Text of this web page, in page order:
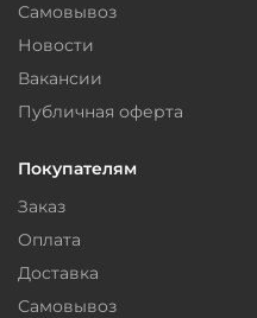
Самовывоз
Новости
Вакансии
Публичная оферта
Покупателям
Заказ
Оплата
Доставка
Самовывоз